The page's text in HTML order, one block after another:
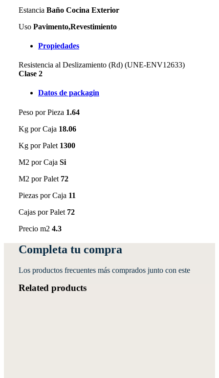
Estancia Baño Cocina Exterior
Uso Pavimento,Revestimiento
Propiedades
Resistencia al Deslizamiento (Rd) (UNE-ENV12633)
Clase 2
Datos de packagin
Peso por Pieza 1.64
Kg por Caja 18.06
Kg por Palet 1300
M2 por Caja Si
M2 por Palet 72
Piezas por Caja 11
Cajas por Palet 72
Precio m2 4.3
Completa tu compra
Los productos frecuentes más comprados junto con este
Related products